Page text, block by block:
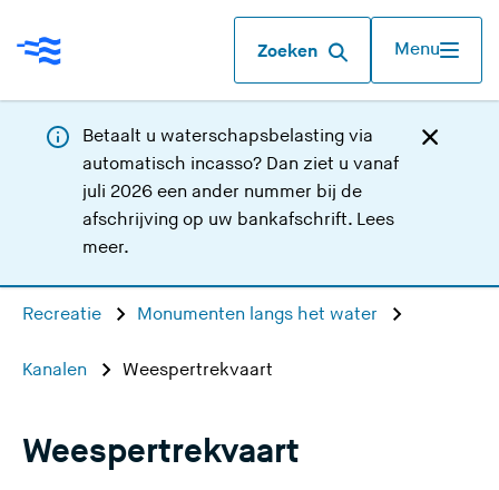
Zoeken Menu
Betaalt u waterschapsbelasting via
automatisch incasso? Dan ziet u vanaf
juli 2026 een ander nummer bij de
afschrijving op uw bankafschrift. Lees
meer.
Recreatie Monumenten langs het water
Kanalen Weespertrekvaart
Weespertrekvaart